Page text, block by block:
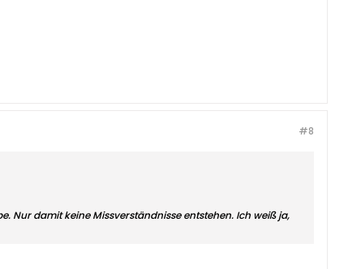
#8
Nur damit keine Missverständnisse entstehen. Ich weiß ja,